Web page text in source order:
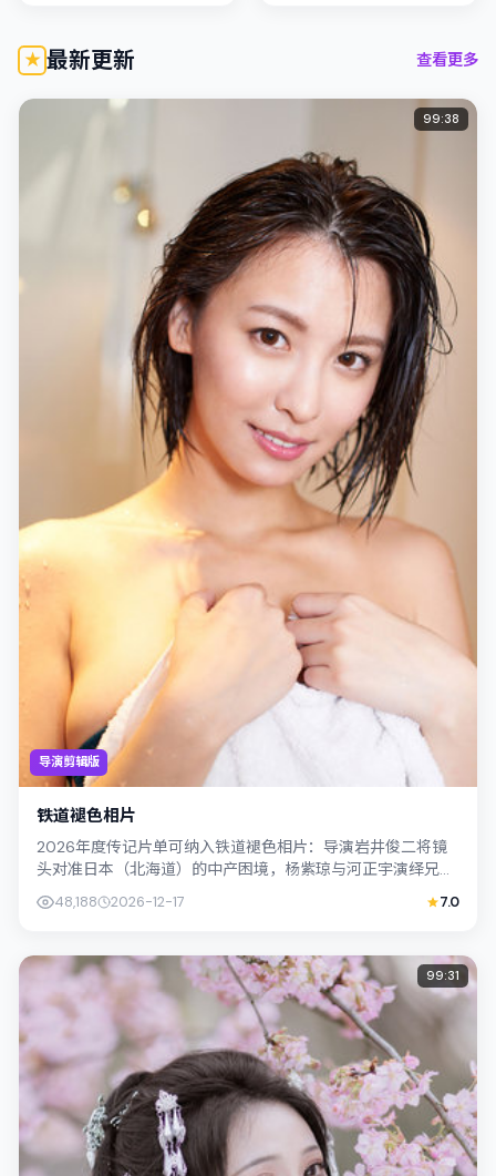
最新更新 查看更多
导演剪辑版
99:38
铁道褪色相片
2026年度传记片单可纳入铁道褪色相片：导演岩井俊二将镜
头对准日本（北海道）的中产困境，杨紫琼与河正宇演绎兄妹
般羁绊，文本层面兼顾悬疑线索与情感...
48,188 2026-12-17 7.0
99:31